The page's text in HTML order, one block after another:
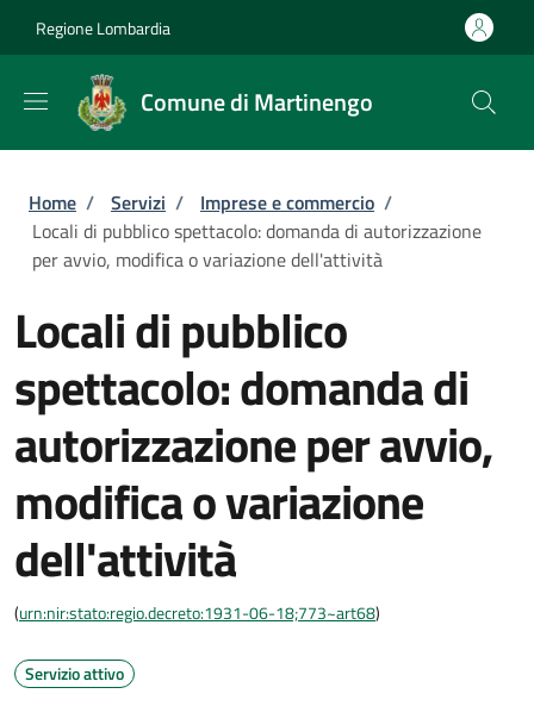
Regione Lombardia
Comune di Martinengo
Briciole di pane
Home / Servizi / Imprese e commercio /
Locali di pubblico spettacolo: domanda di autorizzazione
per avvio, modifica o variazione dell'attività
Locali di pubblico
spettacolo: domanda di
autorizzazione per avvio,
modifica o variazione
dell'attività
(urn:nir:stato:regio.decreto:1931-06-18;773~art68)
Servizio attivo